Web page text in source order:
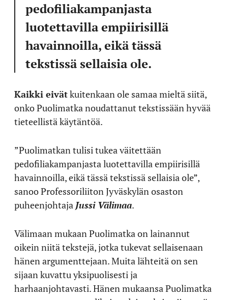
pedofiliakampanjasta
luotettavilla empiirisillä
havainnoilla, eikä tässä
tekstissä sellaisia ole.
Kaikki eivätkuitenkaan ole samaa mieltä siitä,
onko Puolimatka noudattanut tekstissään hyvää
tieteellistä käytäntöä.
”Puolimatkan tulisi tukea väitettään
pedofiliakampanjasta luotettavilla empiirisillä
havainnoilla, eikä tässä tekstissä sellaisia ole”,
sanoo Professoriliiton Jyväskylän osaston
puheenjohtaja Jussi Välimaa.
Välimaan mukaan Puolimatka on lainannut
oikein niitä tekstejä, jotka tukevat sellaisenaan
hänen argumenttejaan. Muita lähteitä on sen
sijaan kuvattu yksipuolisesti ja
harhaanjohtavasti. Hänen mukaansa Puolimatka